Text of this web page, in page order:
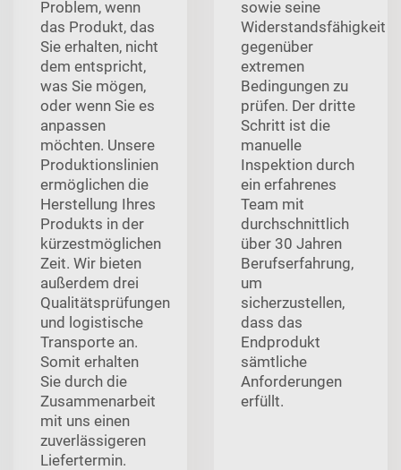
Problem, wenn
das Produkt, das
Sie erhalten, nicht
dem entspricht,
was Sie mögen,
oder wenn Sie es
anpassen
möchten. Unsere
Produktionslinien
ermöglichen die
Herstellung Ihres
Produkts in der
kürzestmöglichen
Zeit. Wir bieten
außerdem drei
Qualitätsprüfungen
und logistische
Transporte an.
Somit erhalten
Sie durch die
Zusammenarbeit
mit uns einen
zuverlässigeren
Liefertermin.
sowie seine
Widerstandsfähigkeit
gegenüber
extremen
Bedingungen zu
prüfen. Der dritte
Schritt ist die
manuelle
Inspektion durch
ein erfahrenes
Team mit
durchschnittlich
über 30 Jahren
Berufserfahrung,
um
sicherzustellen,
dass das
Endprodukt
sämtliche
Anforderungen
erfüllt.